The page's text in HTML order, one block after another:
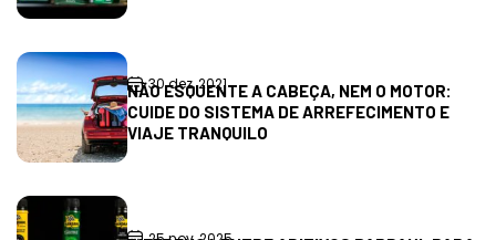
30 dez, 2021
NÃO ESQUENTE A CABEÇA, NEM O MOTOR:
CUIDE DO SISTEMA DE ARREFECIMENTO E
VIAJE TRANQUILO